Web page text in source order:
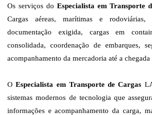
Os serviços do Especialista em Transporte
Cargas aéreas, marítimas e
documentação exigida, cargas em
consolidada, coordenação de embarques,
acompanhamento da mercadoria até a
OEspecialista em Transporte de Cargas
sistemas modernos de tecnologia que
informações e acompanhamento da carga,